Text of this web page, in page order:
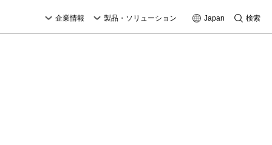
企業情報 製品・ソリューション Japan 検索